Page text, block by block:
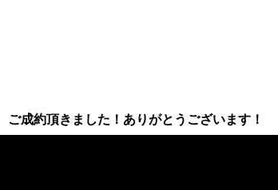
ご成約頂きました！ありがとうございます！